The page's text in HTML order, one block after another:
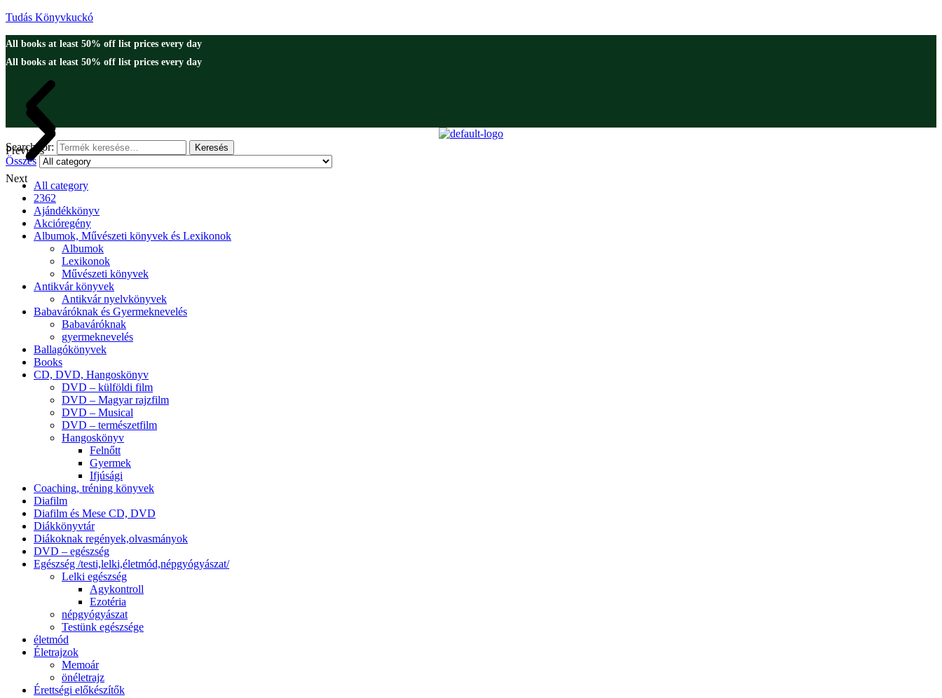
Tudás Könyvkuckó
All books at least 50% off list prices every day
All books at least 50% off list prices every day
Previous
Next
Search for: Keresés
Összes
All category
2362
Ajándékkönyv
Akcióregény
Albumok, Művészeti könyvek és Lexikonok
Albumok
Lexikonok
Művészeti könyvek
Antikvár könyvek
Antikvár nyelvkönyvek
Babaváróknak és Gyermeknevelés
Babaváróknak
gyermeknevelés
Ballagókönyvek
Books
CD, DVD, Hangoskönyv
DVD – külföldi film
DVD – Magyar rajzfilm
DVD – Musical
DVD – természetfilm
Hangoskönyv
Felnőtt
Gyermek
Ifjúsági
Coaching, tréning könyvek
Diafilm
Diafilm és Mese CD, DVD
Diákkönyvtár
Diákoknak regények,olvasmányok
DVD – egészség
Egészség /testi,lelki,életmód,népgyógyászat/
Lelki egészség
Agykontroll
Ezotéria
népgyógyászat
Testünk egészsége
életmód
Életrajzok
Memoár
önéletrajz
Érettségi előkészítők